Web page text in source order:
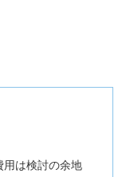
用は検討の余地